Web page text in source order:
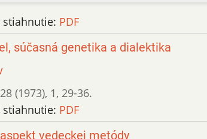
stiahnutie: PDF
súčasná genetika a dialektika
28 (1973), 1, 29-36.
stiahnutie: PDF
vedeckej metódy